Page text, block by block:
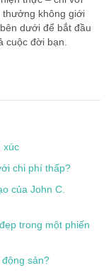
thưởng không giới
dưới để bắt đầu
cuộc đời bạn.
xúc
chi phí thấp?
của John C.
trong một phiến
sản?